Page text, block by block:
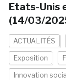
Etats-Unis
(14/03/
ACTUALITÉS
Exposition
Innovation